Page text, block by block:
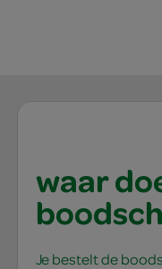
waar
Je bestelt de